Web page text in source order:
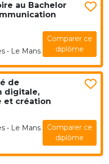
au Bachelor
• Le Mans
Comparer ce
diplôme
de
digitale,
et création
• Le Mans
Comparer ce
diplôme